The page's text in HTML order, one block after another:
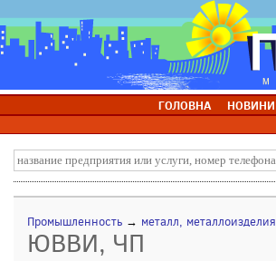
ГОЛОВНА НОВИНИ
Промышленность → металл, металлоизделия
ЮВВИ, ЧП